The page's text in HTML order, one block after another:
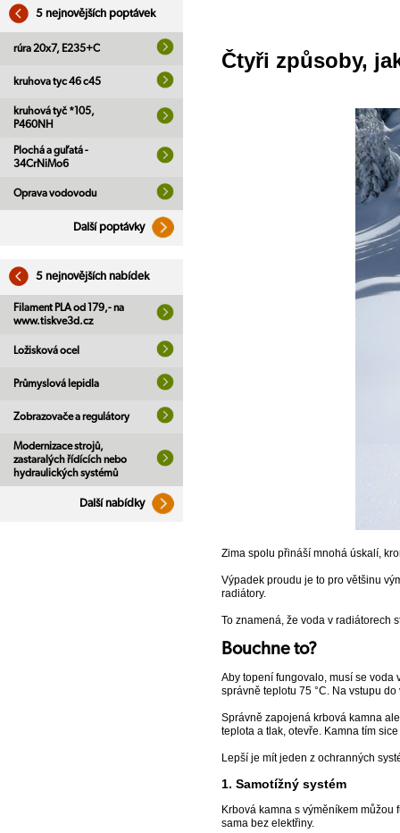
5 nejnovějších poptávek
rúra 20x7, E235+C
kruhova tyc 46 c45
kruhová tyč *105,
P460NH
Plochá a guľatá -
34CrNiMo6
Oprava vodovodu
Další poptávky
5 nejnovějších nabídek
Filament PLA od 179,- na
www.tiskve3d.cz
Ložisková ocel
Průmyslová lepidla
Zobrazovače a regulátory
Modernizace strojů,
zastaralých řídících nebo
hydraulických systémů
Další nabídky
Čtyři způsoby,
Zima spolu přináší mnohá úskalí,
Výpadek proudu je to pro většinu
radiátory.
To znamená, že voda v radiátorech
Bouchne to?
Aby topení fungovalo, musí se voda
správně teplotu 75 °C. Na vstupu
Správně zapojená krbová kamna
teplota a tlak, otevře. Kamna tím
Lepší je mít jeden z ochranných
1. Samotížný systém
Krbová kamna s výměníkem
sama bez elektřiny.